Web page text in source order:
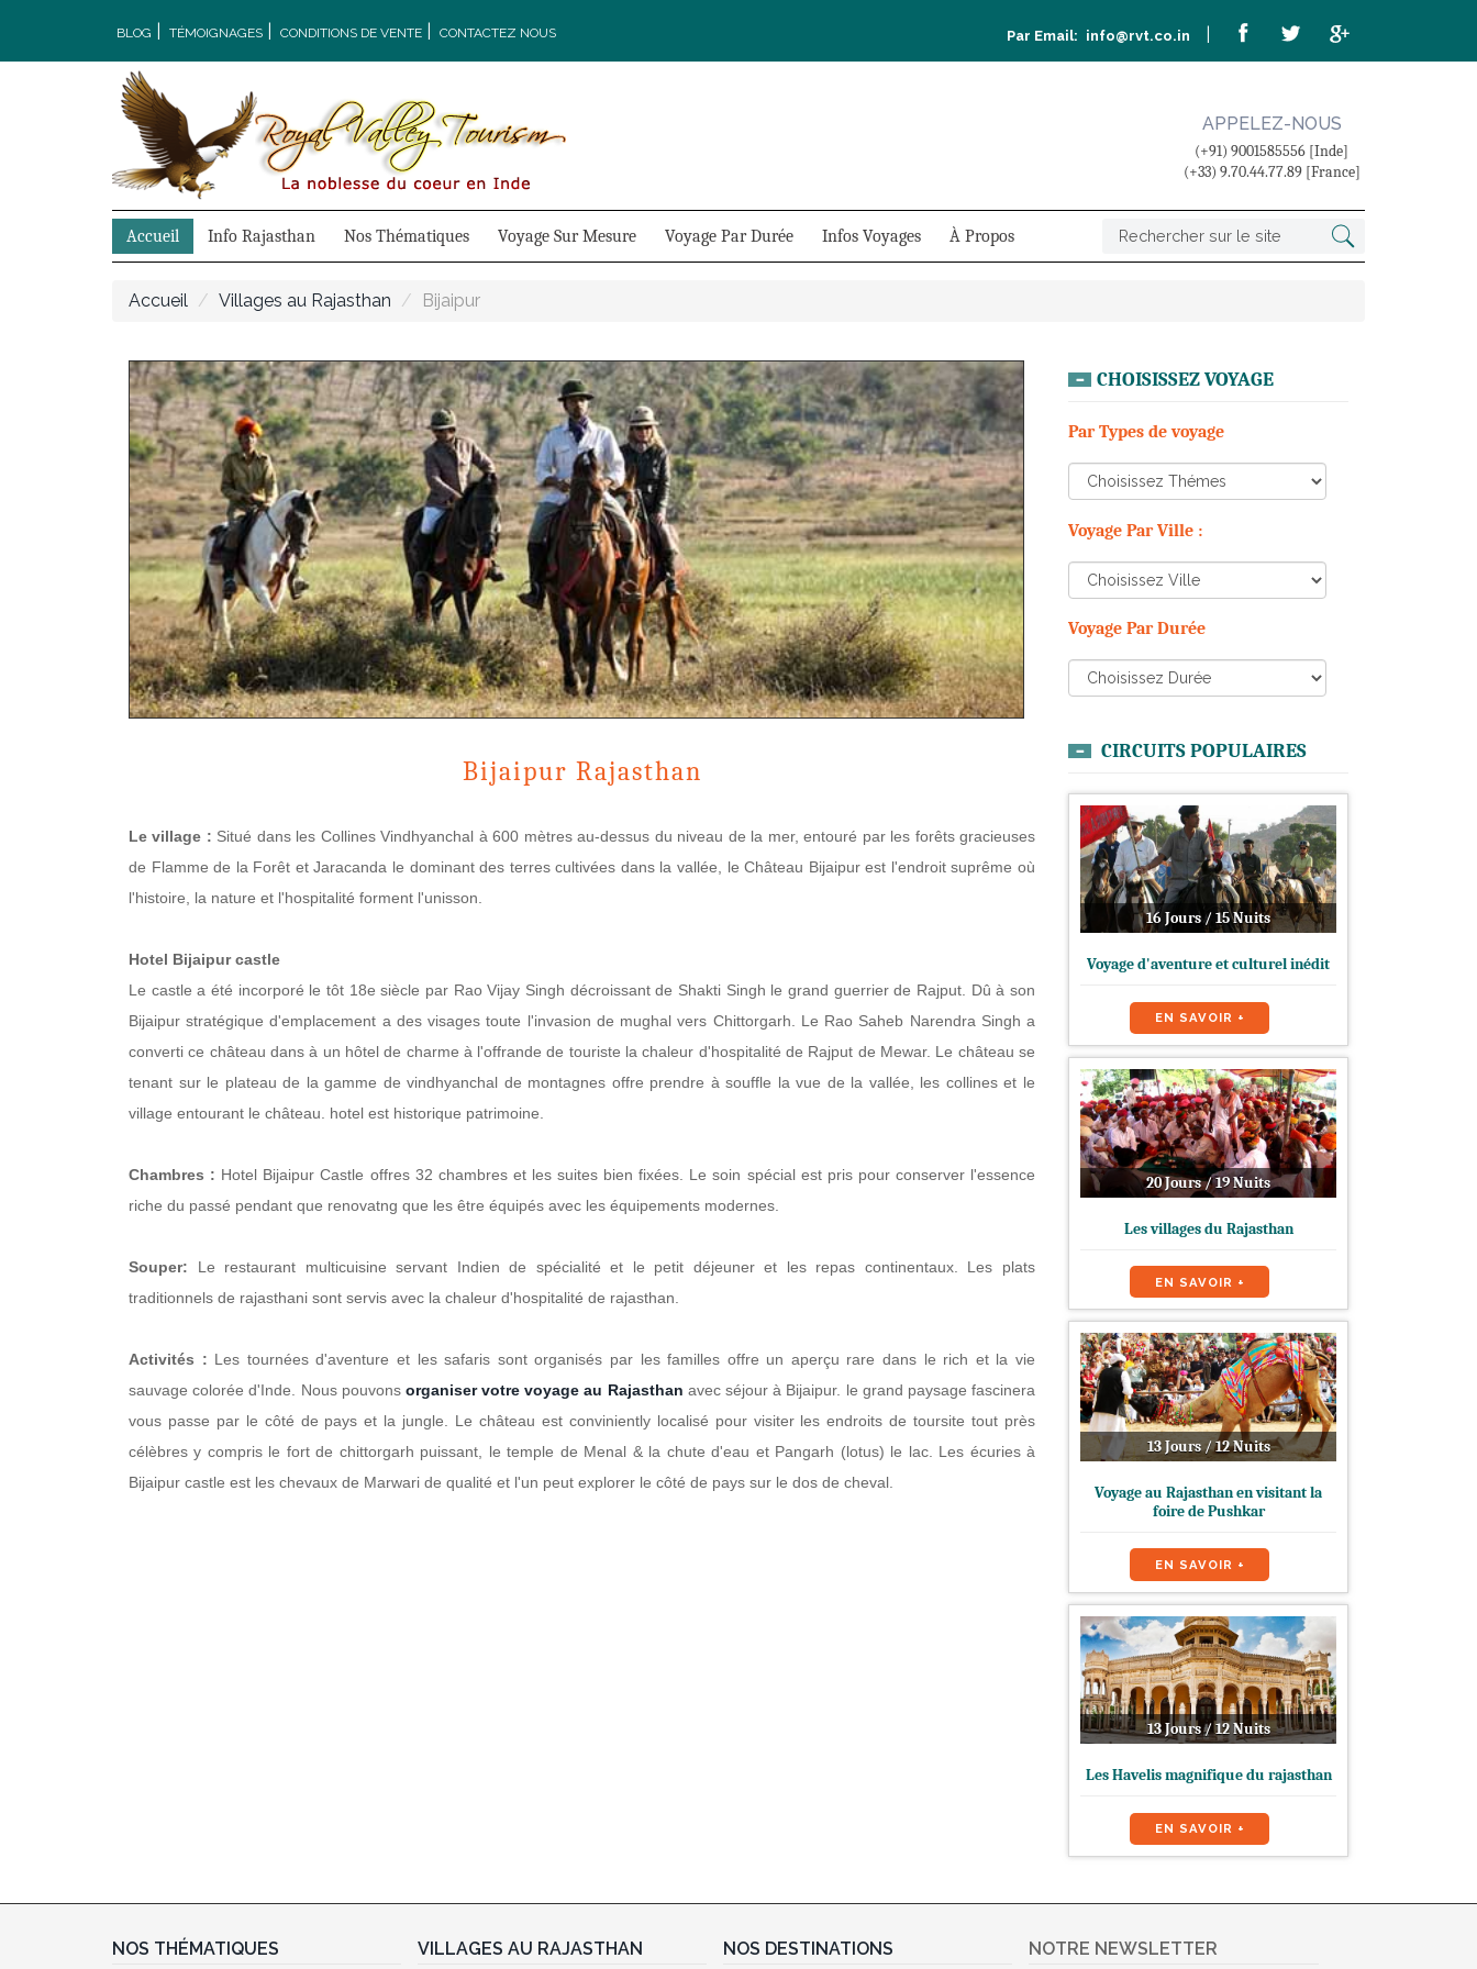
BLOG TÉMOIGNAGES CONDITIONS DE VENTE CONTACTEZ NOUS Par Email: info@rvt.co.in
APPELEZ-NOUS
(+91) 9001585556 [Inde]
(+33) 9.70.44.77.89 [France]
Accueil Info Rajasthan Nos Thématiques Voyage Sur Mesure Voyage Par Durée Infos Voyages À Propos
Accueil Villages au Rajasthan Bijaipur
Bijaipur Rajasthan
Le village : Situé dans les Collines Vindhyanchal à 600 mètres au-dessus du niveau de la mer, entouré par les forêts gracieuses
de Flamme de la Forêt et Jaracanda le dominant des terres cultivées dans la vallée, le Château Bijaipur est l'endroit suprême où
l'histoire, la nature et l'hospitalité forment l'unisson.
Hotel Bijaipur castle
Le castle a été incorporé le tôt 18e siècle par Rao Vijay Singh décroissant de Shakti Singh le grand guerrier de Rajput. Dû à son
Bijaipur stratégique d'emplacement a des visages toute l'invasion de mughal vers Chittorgarh. Le Rao Saheb Narendra Singh a
converti ce château dans à un hôtel de charme à l'offrande de touriste la chaleur d'hospitalité de Rajput de Mewar. Le château se
tenant sur le plateau de la gamme de vindhyanchal de montagnes offre prendre à souffle la vue de la vallée, les collines et le
village entourant le château. hotel est historique patrimoine.
Chambres : Hotel Bijaipur Castle offres 32 chambres et les suites bien fixées. Le soin spécial est pris pour conserver l'essence
riche du passé pendant que renovatng que les être équipés avec les équipements modernes.
Souper: Le restaurant multicuisine servant Indien de spécialité et le petit déjeuner et les repas continentaux. Les plats
traditionnels de rajasthani sont servis avec la chaleur d'hospitalité de rajasthan.
Activités : Les tournées d'aventure et les safaris sont organisés par les familles offre un aperçu rare dans le rich et la vie
sauvage colorée d'Inde. Nous pouvons organiser votre voyage au Rajasthan avec séjour à Bijaipur. le grand paysage fascinera
vous passe par le côté de pays et la jungle. Le château est conviniently localisé pour visiter les endroits de toursite tout près
célèbres y compris le fort de chittorgarh puissant, le temple de Menal & la chute d'eau et Pangarh (lotus) le lac. Les écuries à
Bijaipur castle est les chevaux de Marwari de qualité et l'un peut explorer le côté de pays sur le dos de cheval.
CHOISISSEZ VOYAGE
Par Types de voyage
Voyage Par Ville :
Voyage Par Durée
CIRCUITS POPULAIRES
16 Jours / 15 Nuits
Voyage d'aventure et culturel inédit
EN SAVOIR +
20 Jours / 19 Nuits
Les villages du Rajasthan
EN SAVOIR +
13 Jours / 12 Nuits
Voyage au Rajasthan en visitant la
foire de Pushkar
EN SAVOIR +
13 Jours / 12 Nuits
Les Havelis magnifique du rajasthan
EN SAVOIR +
NOS THÉMATIQUES VILLAGES AU RAJASTHAN NOS DESTINATIONS NOTRE NEWSLETTER